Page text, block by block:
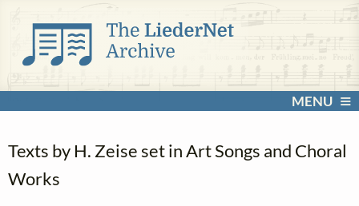
MENU
Texts by H. Zeise set in Art Songs and Choral
Works